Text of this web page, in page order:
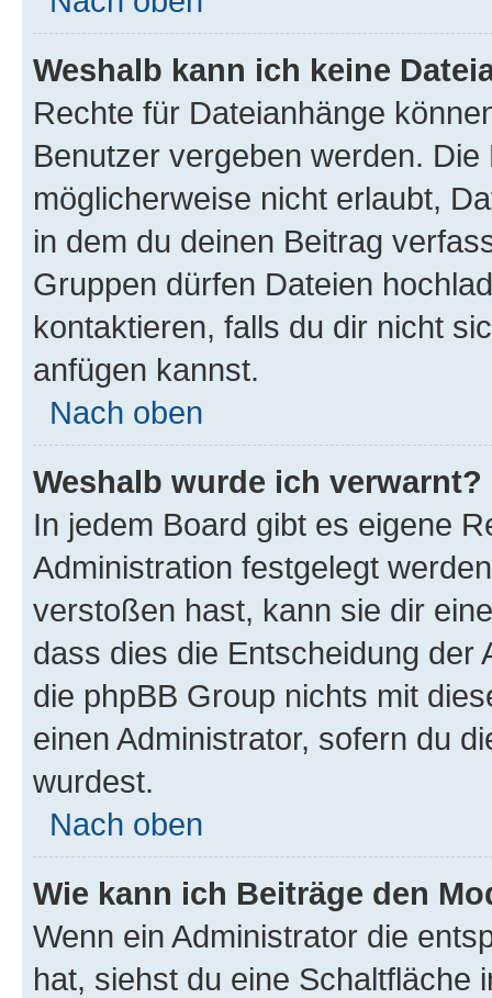
Weshalb kann ich keine
Rechte für Dateianhänge
Benutzer vergeben werden.
möglicherweise nicht erlaubt,
in dem du deinen Beitrag
Gruppen dürfen Dateien
kontaktieren, falls du dir nicht
anfügen kannst.
Nach oben
Weshalb wurde ich verwarnt?
In jedem Board gibt es eigene
Administration festgelegt
verstoßen hast, kann sie dir
dass dies die Entscheidung der
die phpBB Group nichts mit
einen Administrator, sofern du
wurdest.
Nach oben
Wie kann ich Beiträge den
Wenn ein Administrator die
hat, siehst du eine Schaltfläche